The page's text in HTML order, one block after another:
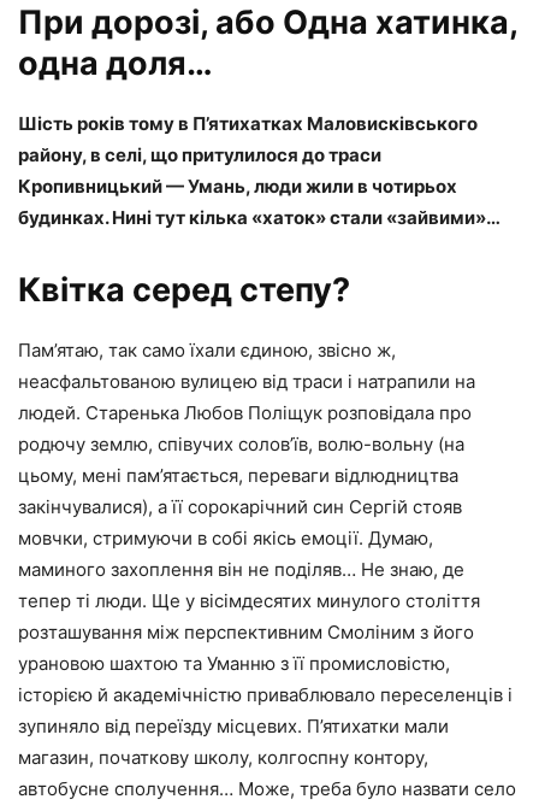
При дорозі, або Одна хатинка,
одна доля…
Шість років тому в П’ятихатках Маловисківського
району, в селі, що притулилося до траси
Кропивницький — Умань, люди жили в чотирьох
будинках. Нині тут кілька «хаток» стали «зайвими»…
Квітка серед степу?
Пам’ятаю, так само їхали єдиною, звісно ж,
неасфальтованою вулицею від траси і натрапили на
людей. Старенька Любов Поліщук розповідала про
родючу землю, співучих солов’їв, волю-вольну (на
цьому, мені пам’ятається, переваги відлюдництва
закінчувалися), а її сорокарічний син Сергій стояв
мовчки, стримуючи в собі якісь емоції. Думаю,
маминого захоплення він не поділяв… Не знаю, де
тепер ті люди. Ще у вісімдесятих минулого століття
розташування між перспективним Смоліним з його
урановою шахтою та Уманню з її промисловістю,
історією й академічністю приваблювало переселенців і
зупиняло від переїзду місцевих. П’ятихатки мали
магазин, початкову школу, колгоспну контору,
автобусне сполучення… Може, треба було назвати село